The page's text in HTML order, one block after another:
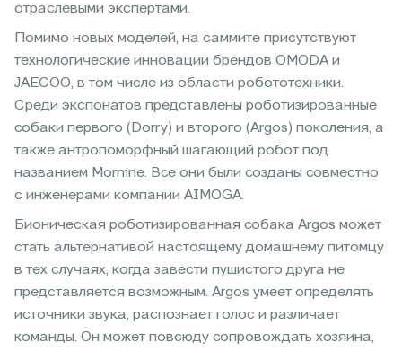
отраслевыми экспертами.
Помимо новых моделей, на саммите присутствуют
технологические инновации брендов OMODA и
JAECOO, в том числе из области робототехники.
Среди экспонатов представлены роботизированные
собаки первого (Dorry) и второго (Argos) поколения, а
также антропоморфный шагающий робот под
названием Mornine. Все они были созданы совместно
с инженерами компании AIMOGA.
Бионическая роботизированная собака Argos может
стать альтернативой настоящему домашнему питомцу
в тех случаях, когда завести пушистого друга не
представляется возможным. Argos умеет определять
источники звука, распознает голос и различает
команды. Он может повсюду сопровождать хозяина,